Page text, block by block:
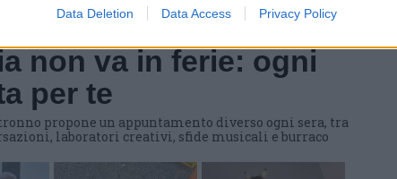
Data Deletion Data Access Privacy Policy
non va in ferie: ogni
per te
propone un appuntamento diverso ogni sera, tra
laboratori creativi, sfide musicali e burraco